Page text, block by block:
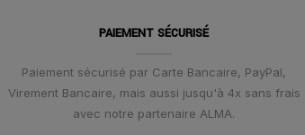
PAIEMENT SÉCURISÉ
Paiement sécurisé par Carte Bancaire, PayPal,
Virement Bancaire, mais aussi jusqu'à 4x sans frais
avec notre partenaire ALMA.